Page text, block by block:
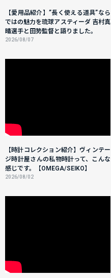
【愛用品紹介】”長く使える道具”なら
ではの魅力を琉球アスティーダ 吉村真
晴選手と田㔟監督と語りました。
2026/08/07
【時計コレクション紹介】ヴィンテー
ジ時計屋さんの私物時計って、こんな
感じです。【OMEGA/SEIKO】
2026/08/02